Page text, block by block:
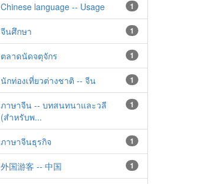
1
Chinese language -- Usage
1
จีนศึกษา
1
ตลาดนัดจตุจักร
1
นักท่องเที่ยวต่างชาติ -- จีน
1
ภาษาจีน -- บทสนทนาและวลี
(สำหรับพ...
1
ภาษาจีนธุรกิจ
1
外国游客 -- 中国